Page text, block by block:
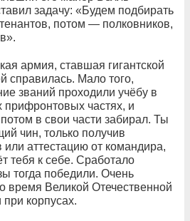
задачу: «Будем подбирать
потом — полковников,
армия, ставшая гигантской
справилась. Мало того,
званий проходили учёбу в
частях, и
потом в свои части забирал. Ты
чин, только получив
аттестацию от командира,
тебя к себе. Сработало
тогда победили. Очень
время Великой Отечественной
корпусах.